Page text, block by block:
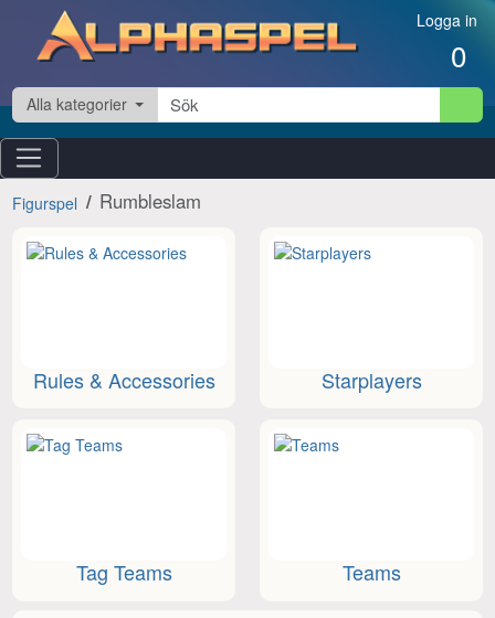
Hoppa till innehåll Logga in
0
Alla kategorier
Figurspel Rumbleslam
Rules & Accessories Starplayers
Tag Teams Teams